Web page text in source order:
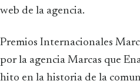
web de la agencia.
Premios Internacionales
por la agencia Marcas que
hito en la historia de la